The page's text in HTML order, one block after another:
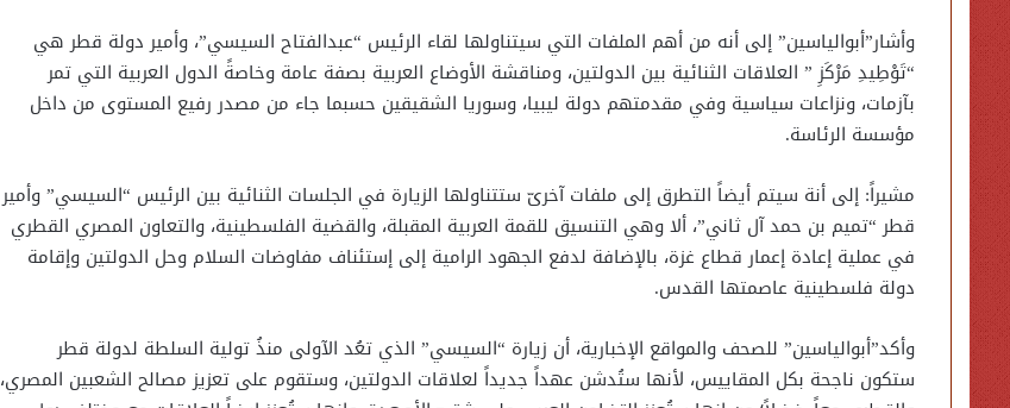
وأشار”أبوالياسين” إلى أنه من أهم الملفات التي سيتناولها لقاء الرئيس “عبدالفتاح السيسي”، وأمير دولة قطر هي
“تَوْطِيدِ مَرْكَزِ ” العلاقات الثنائية بين الدولتين، ومناقشة الأوضاع العربية بصفة عامة وخاصةً الدول العربية التي تمر
بآزمات، ونزاعات سياسية وفي مقدمتهم دولة ليبيا، وسوريا الشقيقين حسبما جاء من مصدر رفيع المستوى من داخل
مؤسسة الرئاسة.
مشيراً: إلى أنة سيتم أيضاً التطرق إلى ملفات آخرىّ ستتناولها الزيارة في الجلسات الثنائية بين الرئيس “السيسي” وأمير
قطر “تميم بن حمد آل ثاني”، ألا وهي التنسيق للقمة العربية المقبلة، والقضية الفلسطينية، والتعاون المصري القطري
في عملية إعادة إعمار قطاع غزة، بالإضافة لدفع الجهود الرامية إلى إستئناف مفاوضات السلام وحل الدولتين وإقامة
دولة فلسطينية عاصمتها القدس.
وأكد”أبوالياسين” للصحف والمواقع الإخبارية، أن زيارة “السيسي” الذي تعُد الآولى منذُ تولية السلطة لدولة قطر
ستكون ناجحة بكل المقاييس، لأنها ستُدشن عهداً جديداً لعلاقات الدولتين، وستقوم على تعزيز مصالح الشعبين المصري،